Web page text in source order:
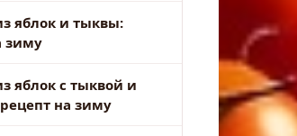
яблок и тыквы:
зиму
яблок с тыквой и
на зиму